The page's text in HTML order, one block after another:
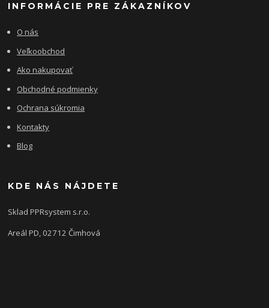
INFORMÁCIE PRE ZÁKAZNÍKOV
O nás
Veľkoobchod
Ako nakupovať
Obchodné podmienky
Ochrana súkromia
Kontakty
Blog
KDE NÁS NÁJDETE
Sklad PPRsystem s.r.o.
Areál PD, 02712 Čimhová